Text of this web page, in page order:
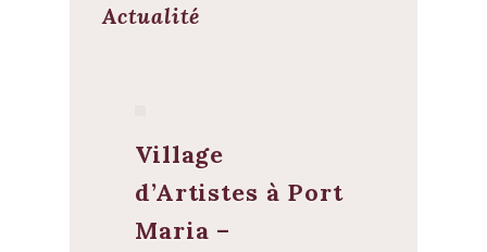
Actualité
Village
d’Artistes à Port
Maria –